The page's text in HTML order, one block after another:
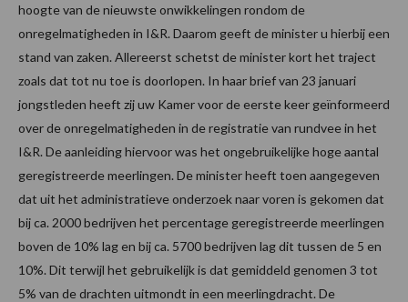
hoogte van de nieuwste onwikkelingen rondom de
onregelmatigheden in I&R. Daarom geeft de minister u hierbij een
stand van zaken. Allereerst schetst de minister kort het traject
zoals dat tot nu toe is doorlopen. In haar brief van 23 januari
jongstleden heeft zij uw Kamer voor de eerste keer geïnformeerd
over de onregelmatigheden in de registratie van rundvee in het
I&R. De aanleiding hiervoor was het ongebruikelijke hoge aantal
geregistreerde meerlingen. De minister heeft toen aangegeven
dat uit het administratieve onderzoek naar voren is gekomen dat
bij ca. 2000 bedrijven het percentage geregistreerde meerlingen
boven de 10% lag en bij ca. 5700 bedrijven lag dit tussen de 5 en
10%. Dit terwijl het gebruikelijk is dat gemiddeld genomen 3 tot
5% van de drachten uitmondt in een meerlingdracht. De